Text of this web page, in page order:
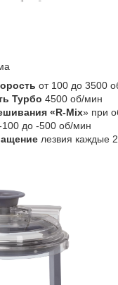
от 100 до 3500
Турбо 4500 об/мин
«R-Mix» при
до -500 об/мин
лезвия каждые